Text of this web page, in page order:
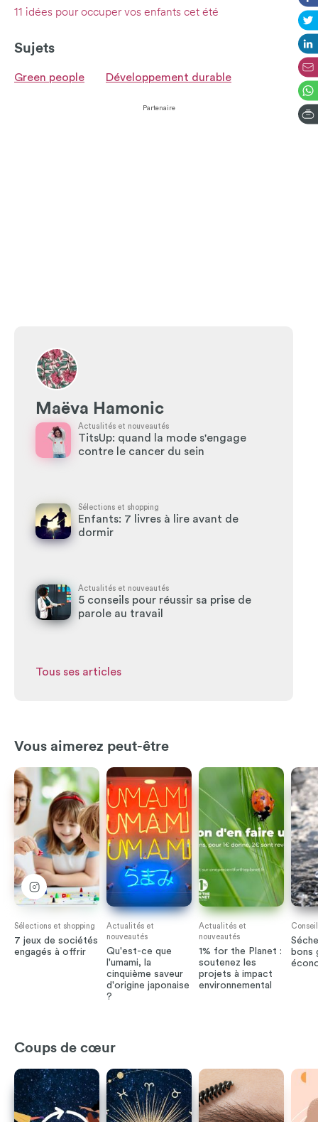
11 idées pour occuper vos enfants cet été
Sujets
Green people Développement durable
Partenaire
Maëva Hamonic
Actualités et nouveautés
TitsUp: quand la mode s'engage
contre le cancer du sein
Sélections et shopping
Enfants: 7 livres à lire avant de
dormir
Actualités et nouveautés
5 conseils pour réussir sa prise de
parole au travail
Tous ses articles
Vous aimerez peut-être
Sélections et shopping
7 jeux de sociétés
engagés à offrir
Actualités et
nouveautés
Qu'est-ce que
l'umami, la
cinquième saveur
d'origine japonaise
?
Actualités et
nouveautés
1% for the Planet :
soutenez les
projets à impact
environnemental
bons
Coups de cœur